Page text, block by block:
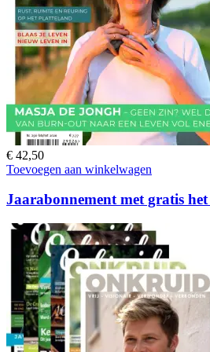
€ 42,50
Toevoegen aan winkelwagen
Jaarabonnement met gratis